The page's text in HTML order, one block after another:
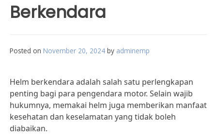
Berkendara
Posted on November 20, 2024 by adminemp
Helm berkendara adalah salah satu perlengkapan
penting bagi para pengendara motor. Selain wajib
hukumnya, memakai helm juga memberikan manfaat
kesehatan dan keselamatan yang tidak boleh
diabaikan.